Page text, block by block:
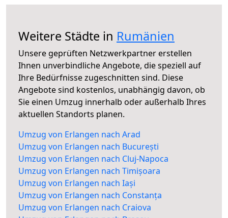
Weitere Städte in Rumänien
Unsere geprüften Netzwerkpartner erstellen
Ihnen unverbindliche Angebote, die speziell auf
Ihre Bedürfnisse zugeschnitten sind. Diese
Angebote sind kostenlos, unabhängig davon, ob
Sie einen Umzug innerhalb oder außerhalb Ihres
aktuellen Standorts planen.
Umzug von Erlangen nach Arad
Umzug von Erlangen nach București
Umzug von Erlangen nach Cluj-Napoca
Umzug von Erlangen nach Timișoara
Umzug von Erlangen nach Iași
Umzug von Erlangen nach Constanța
Umzug von Erlangen nach Craiova